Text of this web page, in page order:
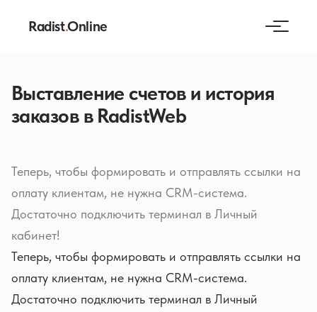
Radist.Online
Выставление счетов и история
заказов в RadistWeb
Теперь, чтобы формировать и отправлять ссылки на
оплату клиентам, не нужна CRM-система.
Достаточно подключить терминал в Личный
кабинет!
Теперь, чтобы формировать и отправлять ссылки на
оплату клиентам, не нужна CRM-система.
Достаточно подключить терминал в Личный